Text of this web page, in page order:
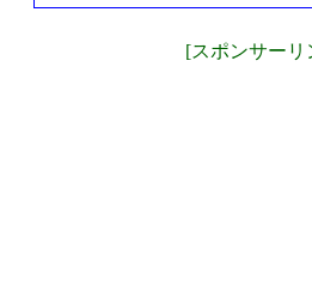
[スポンサーリ